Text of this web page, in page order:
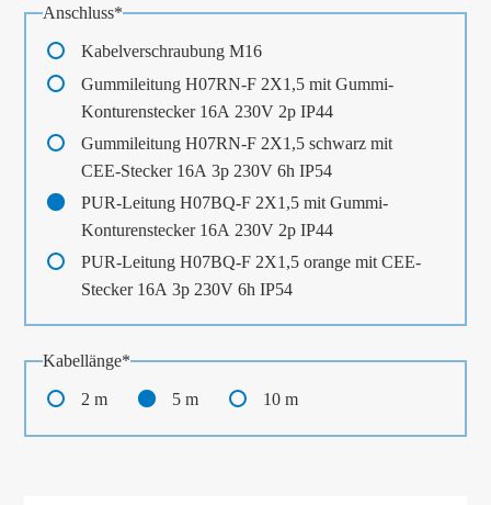
Pflichtfeld
Anschluss*
Kabelverschraubung M16
Gummileitung H07RN-F 2X1,5 mit Gummi-
Konturenstecker 16A 230V 2p IP44
Gummileitung H07RN-F 2X1,5 schwarz mit
CEE-Stecker 16A 3p 230V 6h IP54
PUR-Leitung H07BQ-F 2X1,5 mit Gummi-
Konturenstecker 16A 230V 2p IP44
PUR-Leitung H07BQ-F 2X1,5 orange mit CEE-
Stecker 16A 3p 230V 6h IP54
Pflichtfeld
Kabellänge*
2 m 5 m 10 m